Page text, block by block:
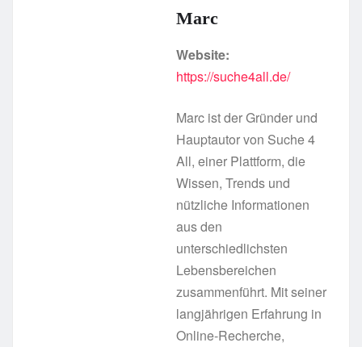
Marc
Website:
https://suche4all.de/
Marc ist der Gründer und
Hauptautor von Suche 4
All, einer Plattform, die
Wissen, Trends und
nützliche Informationen
aus den
unterschiedlichsten
Lebensbereichen
zusammenführt. Mit seiner
langjährigen Erfahrung in
Online-Recherche,